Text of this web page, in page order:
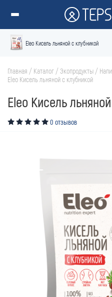
Eleo Кисель льняной с клубникой
Главная / Каталог /Экопродукты /
Eleo Кисель льняной с клубникой
Eleo Кисель
0 отзывов